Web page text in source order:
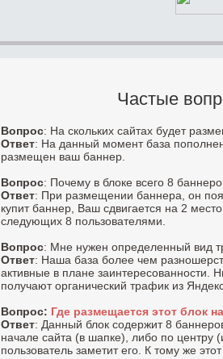
Частые
Вопрос: На скольких сайтах будет
Ответ: На данный момент база
размещен ваш баннер.
Вопрос: Почему в блоке всего 8
Ответ: При размещении баннера, он
купит баннер, Ваш сдвигается на 2
следующих 8 пользователями.
Вопрос: Мне нужен определенный вид
Ответ: Наша база более чем
активные в плане заинтересованности.
получают органический трафик из
Вопрос: Где размещается этот блок
Ответ: Данный блок содержит 8
начале сайта (в шапке), либо по центру
пользователь заметит его. К тому же